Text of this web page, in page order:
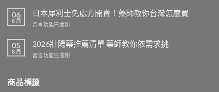
功
效
解
藥
師
怎
麼
陽
藥
價
2026
公
開
教
06
8 月
日本犀利士免處方開賣！藥師教你台灣怎麼買
在
本
利
處
留言功能已關閉
05
8 月
2026壯陽藥推薦清單 藥師教你依需求挑
在
陽
藥
留言功能已關閉
商品標籤